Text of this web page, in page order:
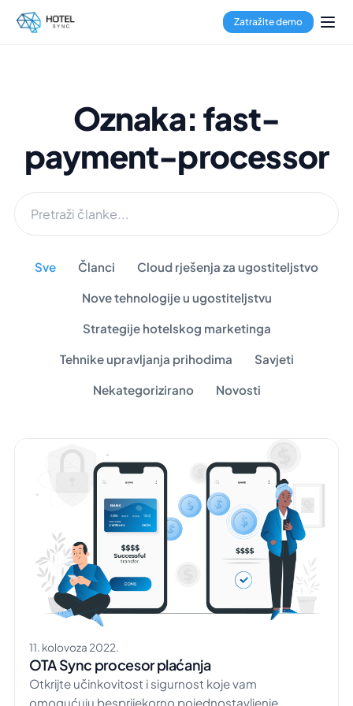
Zatražite demo
Oznaka: fast-
payment-processor
Sve Članci Cloud rješenja za ugostiteljstvo
Nove tehnologije u ugostiteljstvu
Strategije hotelskog marketinga
Tehnike upravljanja prihodima Savjeti
Nekategorizirano Novosti
11. kolovoza 2022.
OTA Sync procesor plaćanja
Otkrijte učinkovitost i sigurnost koje vam
omogućuju besprijekorno pojednostavljenje